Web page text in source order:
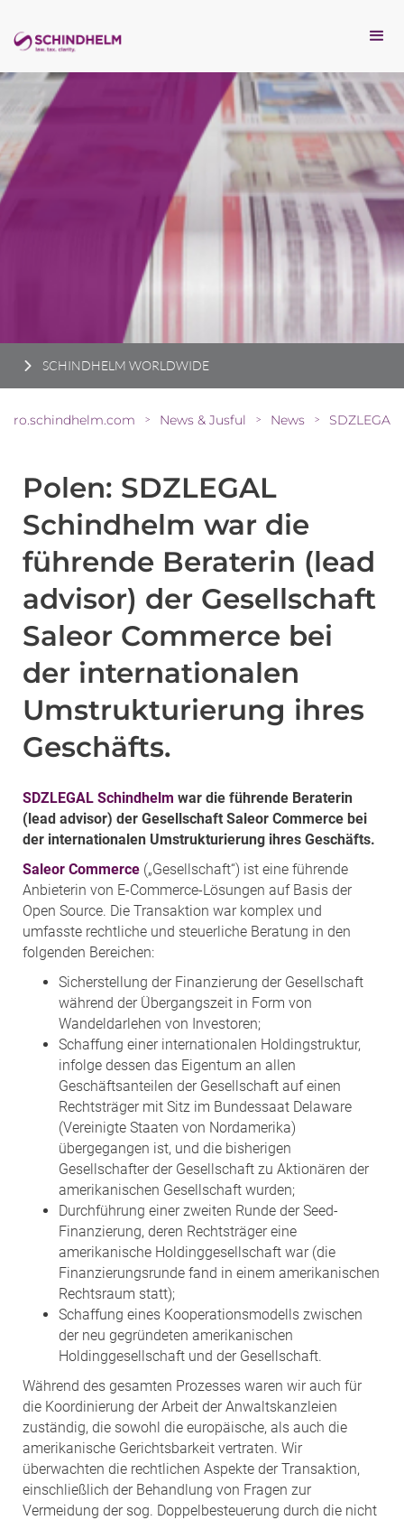
SCHINDHELM WORLDWIDE
ro.schindhelm.com > News & Jusful > News >
Polen: SDZLEGAL
Schindhelm war die
führende Beraterin (lead
advisor) der Gesellschaft
Saleor Commerce bei
der internationalen
Umstrukturierung ihres
Geschäfts.
SDZLEGAL Schindhelm war die führende Beraterin
(lead advisor) der Gesellschaft Saleor Commerce bei
der internationalen Umstrukturierung ihres Geschäfts.
Saleor Commerce („Gesellschaft“) ist eine führende
Anbieterin von E-Commerce-Lösungen auf Basis der
Open Source. Die Transaktion war komplex und
umfasste rechtliche und steuerliche Beratung in den
folgenden Bereichen:
Sicherstellung der Finanzierung der Gesellschaft
während der Übergangszeit in Form von
Wandeldarlehen von Investoren;
Schaffung einer internationalen Holdingstruktur,
infolge dessen das Eigentum an allen
Geschäftsanteilen der Gesellschaft auf einen
Rechtsträger mit Sitz im Bundessaat Delaware
(Vereinigte Staaten von Nordamerika)
übergegangen ist, und die bisherigen
Gesellschafter der Gesellschaft zu Aktionären der
amerikanischen Gesellschaft wurden;
Durchführung einer zweiten Runde der Seed-
Finanzierung, deren Rechtsträger eine
amerikanische Holdinggesellschaft war (die
Finanzierungsrunde fand in einem amerikanischen
Rechtsraum statt);
Schaffung eines Kooperationsmodells zwischen
der neu gegründeten amerikanischen
Holdinggesellschaft und der Gesellschaft.
Während des gesamten Prozesses waren wir auch für
die Koordinierung der Arbeit der Anwaltskanzleien
zuständig, die sowohl die europäische, als auch die
amerikanische Gerichtsbarkeit vertraten. Wir
überwachten die rechtlichen Aspekte der Transaktion,
einschließlich der Behandlung von Fragen zur
Vermeidung der sog. Doppelbesteuerung durch die nicht